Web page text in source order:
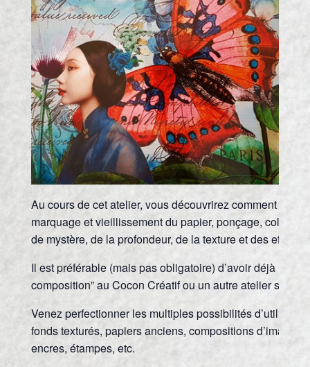
Au cours de cet atelier, vous découvrirez comment
marquage et vieillissement du papier, ponçage,
de mystère, de la profondeur, de la texture et des effets
Il est préférable (mais pas obligatoire) d’avoir déjà une
composition” au Cocon Créatif ou un autre atelier sur
Venez perfectionner les multiples possibilités
fonds texturés, papiers anciens, compositions d’images
encres, étampes, etc.